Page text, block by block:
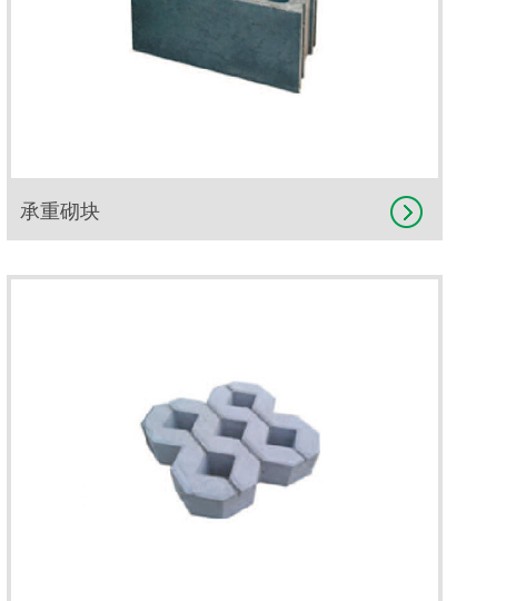
承重砌块